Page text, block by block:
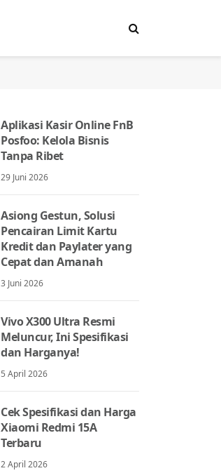
Aplikasi Kasir Online FnB
Posfoo: Kelola Bisnis
Tanpa Ribet
29 Juni 2026
Asiong Gestun, Solusi
Pencairan Limit Kartu
Kredit dan Paylater yang
Cepat dan Amanah
3 Juni 2026
Vivo X300 Ultra Resmi
Meluncur, Ini Spesifikasi
dan Harganya!
5 April 2026
Cek Spesifikasi dan Harga
Xiaomi Redmi 15A
Terbaru
2 April 2026